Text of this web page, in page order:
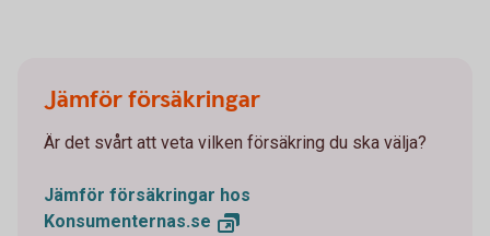
Jämför försäkringar
Är det svårt att veta vilken försäkring du ska välja?
Jämför försäkringar hos
Konsumenternas.se